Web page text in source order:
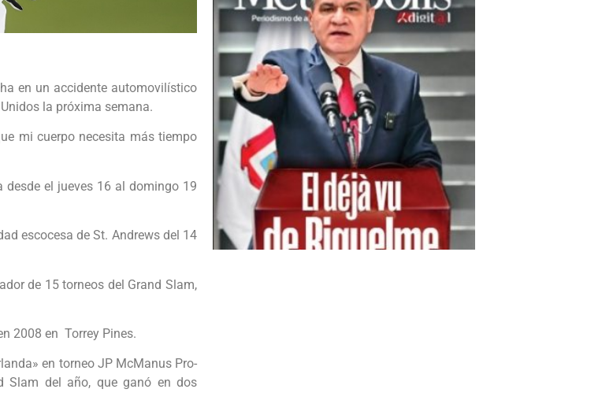
en un accidente automovilístico
la próxima semana.
mi cuerpo necesita más tiempo
desde el jueves 16 al domingo 19
escocesa de St. Andrews del 14
de 15 torneos del Grand Slam,
2008 en Torrey Pines.
en torneo JP McManus Pro-
Slam del año, que ganó en dos